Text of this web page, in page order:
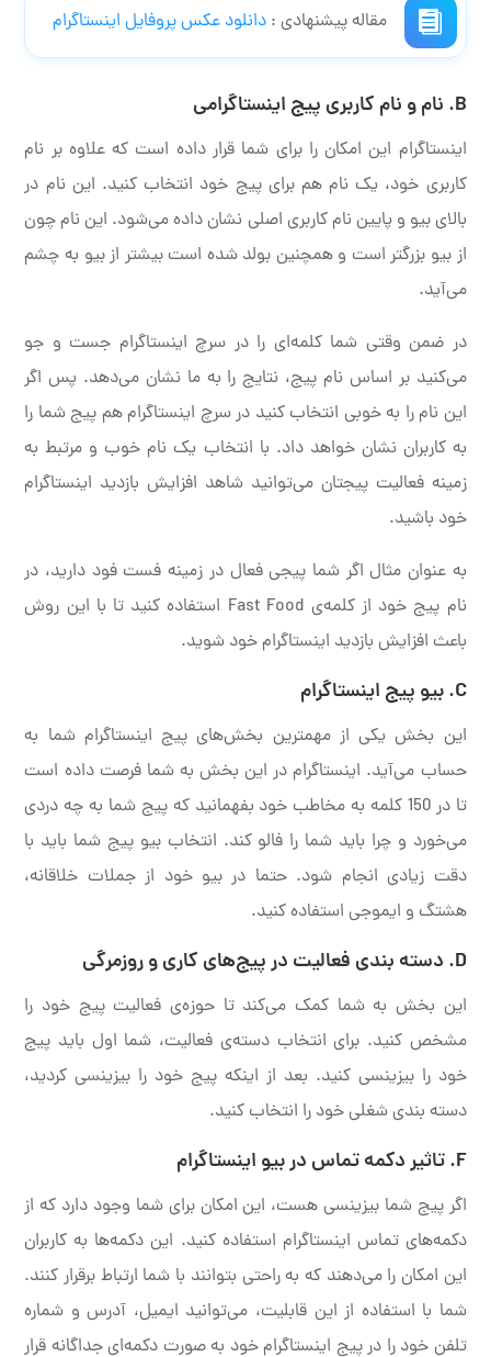
مقاله پیشنهادی :دانلود عکس پروفایل اینستاگرام
B. نام و نام کاربری پیج اینستاگرامی
اینستاگرام این امکان را برای شما قرار داده است که علاوه بر نام
کاربری خود، یک نام هم برای پیج خود انتخاب کنید. این نام در
بالای بیو و پایین نام کاربری اصلی نشان داده می‌شود. این نام چون
از بیو بزرگتر است و همچنین بولد شده است بیشتر از بیو به چشم
می‌آید.
در ضمن وقتی شما کلمه‌ای را در سرچ اینستاگرام جست و جو
می‌کنید بر اساس نام پیج، نتایج را به ما نشان می‌دهد. پس اگر
این نام را به خوبی انتخاب کنید در سرچ اینستاگرام هم پیج شما را
به کاربران نشان خواهد داد. با انتخاب یک نام خوب و مرتبط به
زمینه فعالیت پیجتان می‌توانید شاهد افزایش بازدید اینستاگرام
خود باشید.
به عنوان مثال اگر شما پیجی فعال در زمینه فست فود دارید، در
نام پیج خود از کلمه‌ی Fast Food استفاده کنید تا با این روش
باعث افزایش بازدید اینستاگرام خود شوید.
C. بیو پیج اینستاگرام
این بخش یکی از مهمترین بخش‌های پیج اینستاگرام شما به
حساب می‌آید. اینستاگرام در این بخش به شما فرصت داده است
تا در 150 کلمه به مخاطب خود بفهمانید که پیج شما به چه دردی
می‌خورد و چرا باید شما را فالو کند. انتخاب بیو پیج شما باید با
دقت زیادی انجام شود. حتما در بیو خود از جملات خلاقانه،
هشتگ و ایموجی استفاده کنید.
D. دسته بندی فعالیت در پیج‌های کاری و روزمرگی
این بخش به شما کمک می‌کند تا حوزه‌ی فعالیت پیج خود را
مشخص کنید. برای انتخاب دسته‌ی فعالیت، شما اول باید پیج
خود را بیزینسی کنید. بعد از اینکه پیج خود را بیزینسی کردید،
دسته بندی شغلی خود را انتخاب کنید.
F. تاثیر دکمه تماس در بیو اینستاگرام
اگر پیج شما بیزینسی هست، این امکان برای شما وجود دارد که از
دکمه‌های تماس اینستاگرام استفاده کنید. این دکمه‌ها به کاربران
این امکان را می‌دهند که به راحتی بتوانند با شما ارتباط برقرار کنند.
شما با استفاده از این قابلیت، می‌توانید ایمیل، آدرس و شماره
تلفن خود را در پیج اینستاگرام خود به صورت دکمه‌ای جداگانه قرار